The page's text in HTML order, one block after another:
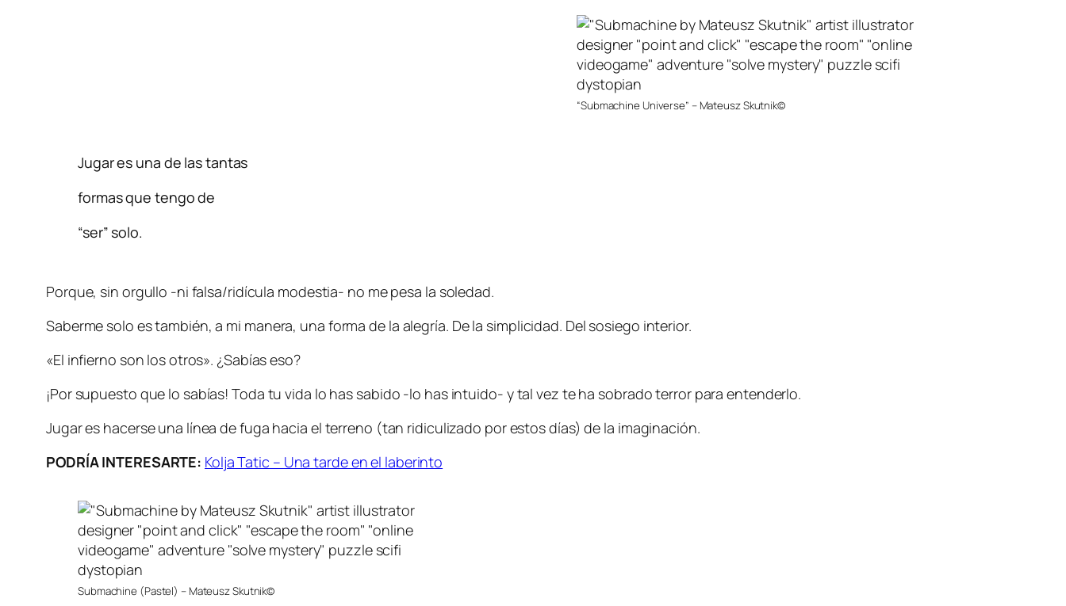
Jugar es una de las tantas
formas que tengo de
“ser” solo.
“Submachine Universe” – Mateusz Skutnik©
Porque, sin orgullo -ni falsa/ridícula modestia- no me pesa la soledad.
Saberme solo es también, a mi manera, una forma de la alegría. De la simplicidad. Del sosiego interior.
«El infierno son los otros». ¿Sabías eso?
¡Por supuesto que lo sabías! Toda tu vida lo has sabido -lo has intuido- y tal vez te ha sobrado terror para entenderlo.
Jugar es hacerse una línea de fuga hacia el terreno (tan ridiculizado por estos días) de la imaginación.
PODRÍA INTERESARTE: Kolja Tatic – Una tarde en el laberinto
Submachine (Pastel) – Mateusz Skutnik©